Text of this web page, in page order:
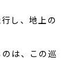
し、地上の
は、この巡